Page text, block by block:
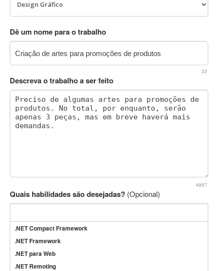
Dê um nome para o trabalho
32
Descreva o trabalho a ser feito
4867
Quais habilidades são desejadas? (Opcional)
.NET Compact Framework
.NET Framework
.NET para Web
.NET Remoting